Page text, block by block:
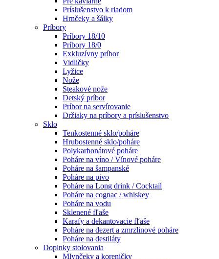
Príslušenstvo k riadom
Hrnčeky a šálky
Príbory
Príbory 18/10
Príbory 18/0
Exkluzívny príbor
Vidličky
Lyžice
Nože
Steakové nože
Detský príbor
Príbor na servírovanie
Držiaky na príbory a príslušenstvo
Sklo
Tenkostenné sklo/poháre
Hrubostenné sklo/poháre
Polykarbonátové poháre
Poháre na víno / Vínové poháre
Poháre na šampanské
Poháre na pivo
Poháre na Long drink / Cocktail
Poháre na cognac / whiskey
Poháre na vodu
Sklenené fľaše
Karafy a dekantovacie fľaše
Poháre na dezert a zmrzlinové poháre
Poháre na destiláty
Doplnky stolovania
Mlynčeky a koreničky